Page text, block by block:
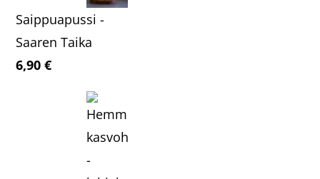
Saippuapussi -
Saaren Taika
6,90€